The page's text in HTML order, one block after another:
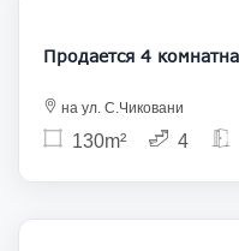
на ул. С.Чиковани
130m² 4